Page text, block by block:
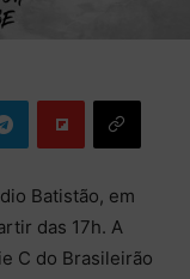
Batistão, em
das 17h. A
C do Brasileirão